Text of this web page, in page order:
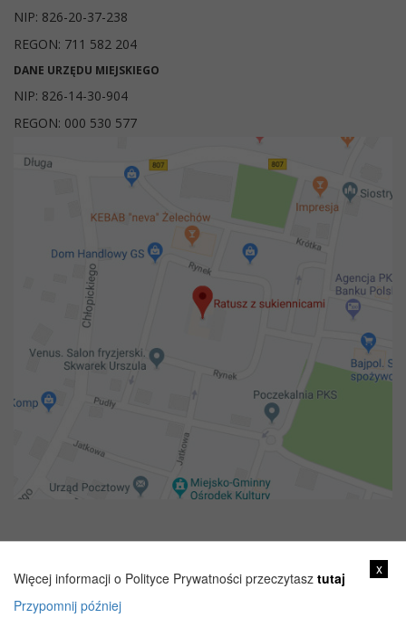
NIP: 826-20-37-238
REGON: 711 582 204
DANE URZĘDU MIEJSKIEGO
NIP: 826-14-30-904
REGON: 000 530 577
x
Więcej informacji o Polityce Prywatności przeczytasz tutaj
Przypomnij później